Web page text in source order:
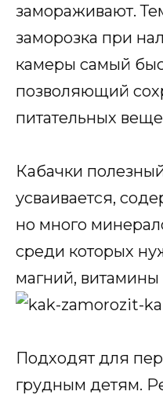
замораживают.
заморозка при
камеры самый
позволяющий
питательных
Кабачки
усваивается,
но много
среди которых
магний,
Подходят для
грудным детям.